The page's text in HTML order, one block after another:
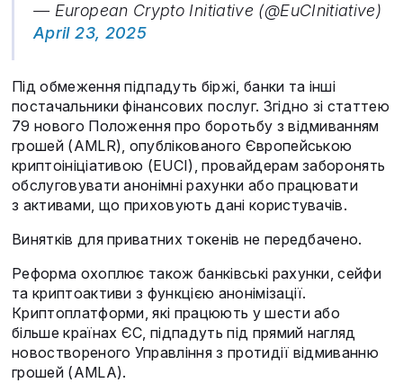
— European Crypto Initiative (@EuCInitiative)
April 23, 2025
Під обмеження підпадуть біржі, банки та інші
постачальники фінансових послуг. Згідно зі статтею
79 нового Положення про боротьбу з відмиванням
грошей (AMLR), опублікованого Європейською
криптоініціативою (EUCI), провайдерам заборонять
обслуговувати анонімні рахунки або працювати
з активами, що приховують дані користувачів.
Винятків для приватних токенів не передбачено.
Реформа охоплює також банківські рахунки, сейфи
та криптоактиви з функцією анонімізації.
Криптоплатформи, які працюють у шести або
більше країнах ЄС, підпадуть під прямий нагляд
новоствореного Управління з протидії відмиванню
грошей (AMLA).